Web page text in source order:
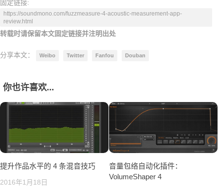
固定链接:
https://soundmono.com/fuzzmeasure-4-acoustic-measurement-app-
review.html
转载时请保留本文固定链接并注明出处
分享本文： Weibo Twitter Fanfou Douban
你也许喜欢...
提升作品水平的 4 条混音技巧
2016年1月18日
音量包络自动化插件：
VolumeShaper 4